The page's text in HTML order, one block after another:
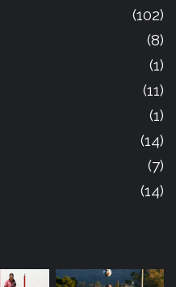
(102)
(8)
(1)
(11)
(1)
(14)
(7)
(14)